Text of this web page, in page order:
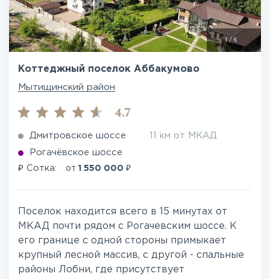
1/ 6
Коттеджный поселок Аббакумово
Мытищинский район
4.7
Дмитровское шоссе 11 км от МКАД
Рогачёвское шоссе
₽ Сотка: от 1 550 000 ₽
Поселок находится всего в 15 минутах от
МКАД почти рядом с Рогачевским шоссе. К
его границе с одной стороны примыкает
крупный лесной массив, с другой - спальные
районы Лобни, где присутствует